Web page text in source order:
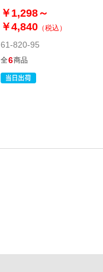
￥1,298～
￥4,840 （税込）
61-820-95
全6商品